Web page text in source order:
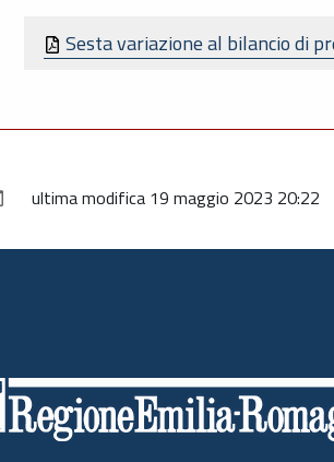
Sesta variazione al bilancio di
ultima modifica 19 maggio 2023 20:22